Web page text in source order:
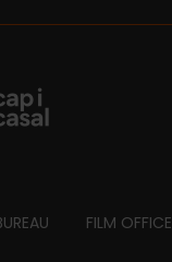
FILM OFFICE